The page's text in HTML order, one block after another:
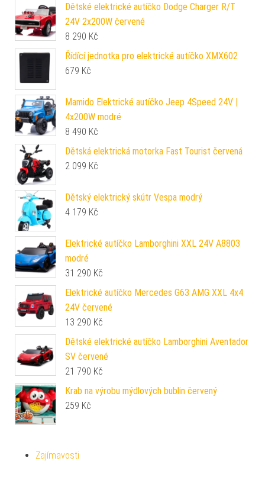
Dětské elektrické autíčko Dodge Charger R/T
24V 2x200W červené
8 290 Kč
Řídící jednotka pro elektrické autíčko XMX602
679 Kč
Mamido Elektrické autíčko Jeep 4Speed 24V |
4x200W modré
8 490 Kč
Dětská elektrická motorka Fast Tourist červená
2 099 Kč
Dětský elektrický skútr Vespa modrý
4 179 Kč
Elektrické autíčko Lamborghini XXL 24V A8803
modré
31 290 Kč
Elektrické autíčko Mercedes G63 AMG XXL 4x4
24V červené
13 290 Kč
Dětské elektrické autíčko Lamborghini Aventador
SV červené
21 790 Kč
Krab na výrobu mýdlových bublin červený
259 Kč
Zajímavosti